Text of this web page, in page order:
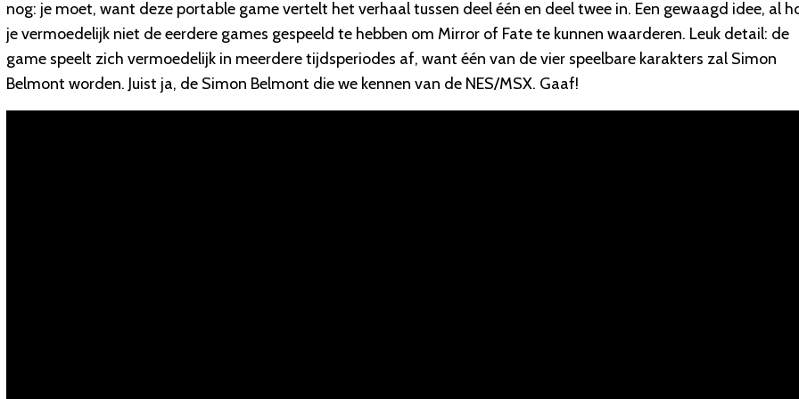
nog: je moet, want deze portable game vertelt het verhaal tussen deel één en deel twee in. Een gewaagd idee, al
je vermoedelijk niet de eerdere games gespeeld te hebben om Mirror of Fate te kunnen waarderen. Leuk detail: de
game speelt zich vermoedelijk in meerdere tijdsperiodes af, want één van de vier speelbare karakters zal Simon
Belmont worden. Juist ja, de Simon Belmont die we kennen van de NES/MSX. Gaaf!